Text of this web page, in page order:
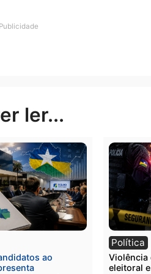
apoia candidatos
o cenário ainda é
Publicidade
ler...